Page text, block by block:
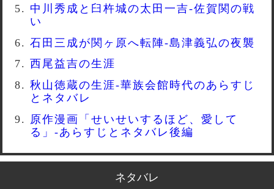
中川秀成と臼杵城の太田一吉-佐賀関の戦
い
石田三成が関ヶ原へ転陣-島津義弘の夜襲
西尾益吉の生涯
秋山徳蔵の生涯-華族会館時代のあらすじ
とネタバレ
原作漫画「せいせいするほど、愛して
る」-あらすじとネタバレ後編
ネタバレ